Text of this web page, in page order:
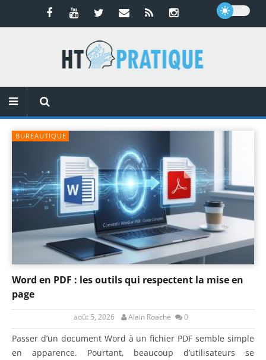
BUREAUTIQUE
Word en PDF : les outils qui respectent la mise en
page
août 5, 2026 Alain Roache 0
Passer d’un document Word à un fichier PDF semble simple
en apparence. Pourtant, beaucoup d’utilisateurs se